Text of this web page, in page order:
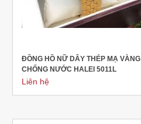
ĐỒNG HỒ NỮ DÂY THÉP MẠ VÀNG
CHỐNG NƯỚC HALEI 5011L
Liên hệ